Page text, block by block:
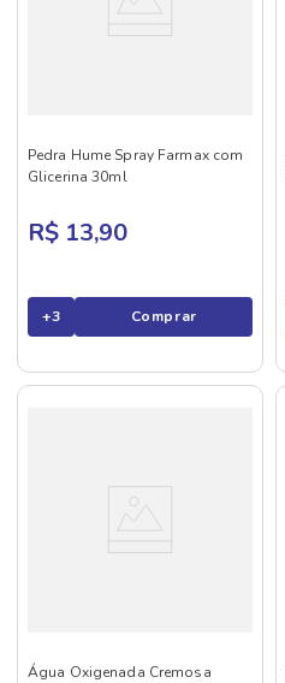
Pedra Hume Spray Farmax com
Glicerina 30ml
R$ 13,90
+3 Comprar
Água Oxigenada Cremosa